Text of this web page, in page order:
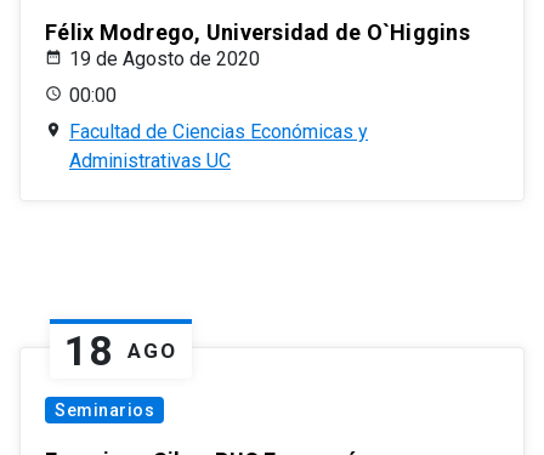
Félix Modrego, Universidad de O`Higgins
19 de Agosto de 2020
00:00
Facultad de Ciencias Económicas y
Administrativas UC
18 AGO
Seminarios